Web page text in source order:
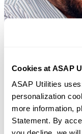
Cookies at ASAP
ASAP Utilities
personalization
more information,
Statement. By